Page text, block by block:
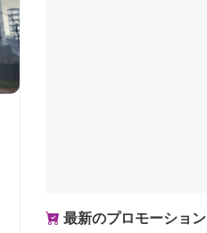
最新のプロモーション